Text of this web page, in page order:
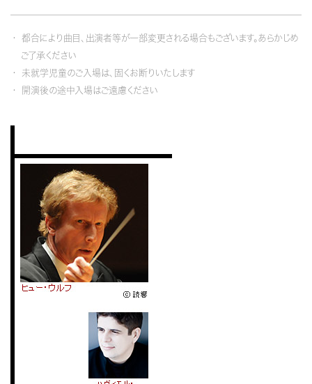
都合により曲目、出演者等が一部変更される場合もございます。あらかじめ
ご了承ください
未就学児童のご入場は、固くお断りいたします
開演後の途中入場はご遠慮ください